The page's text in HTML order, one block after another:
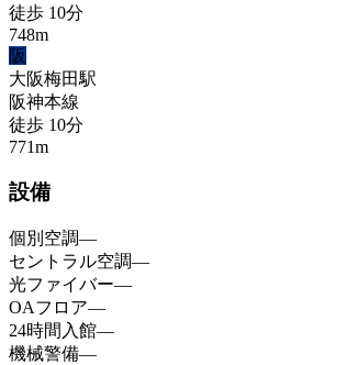
徒歩 10分
748m
阪
大阪梅田駅
阪神本線
徒歩 10分
771m
設備
個別空調—
セントラル空調—
光ファイバー—
OAフロア—
24時間入館—
機械警備—